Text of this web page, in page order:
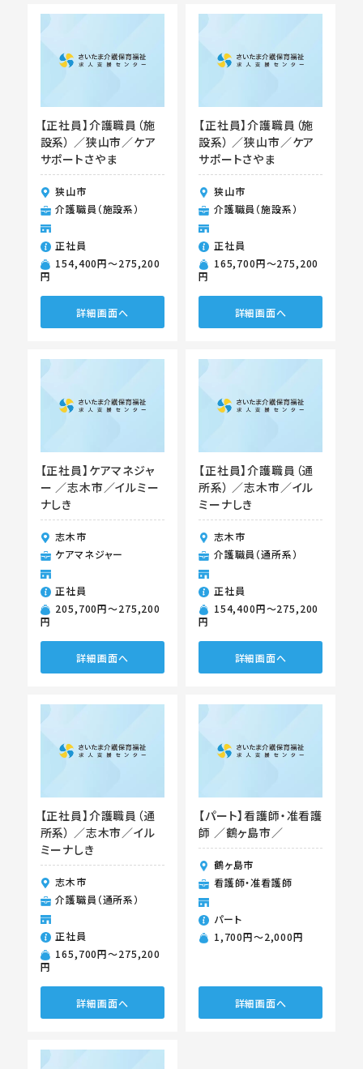
【正社員】介護職員（施
設系） ／狭山市／ケア
サポートさやま
狭山市
介護職員（施設系）
正社員
154,400円〜275,200
円
詳細画面へ
【正社員】介護職員（施
設系） ／狭山市／ケア
サポートさやま
狭山市
介護職員（施設系）
正社員
165,700円〜275,200
円
詳細画面へ
【正社員】ケアマネジャ
ー ／志木市／イルミー
ナしき
志木市
ケアマネジャー
正社員
205,700円〜275,200
円
詳細画面へ
【正社員】介護職員（通
所系） ／志木市／イル
ミーナしき
志木市
介護職員（通所系）
正社員
154,400円〜275,200
円
詳細画面へ
【正社員】介護職員（通
所系） ／志木市／イル
ミーナしき
志木市
介護職員（通所系）
正社員
165,700円〜275,200
円
詳細画面へ
【パート】看護師・准看護
師 ／鶴ヶ島市／
鶴ヶ島市
看護師・准看護師
パート
1,700円〜2,000円
詳細画面へ